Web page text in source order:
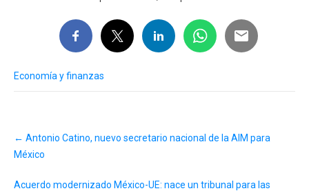
Economía y finanzas
navigation
← Antonio Catino, nuevo secretario nacional de la AIM para
México
Acuerdo modernizado México-UE: nace un tribunal para las